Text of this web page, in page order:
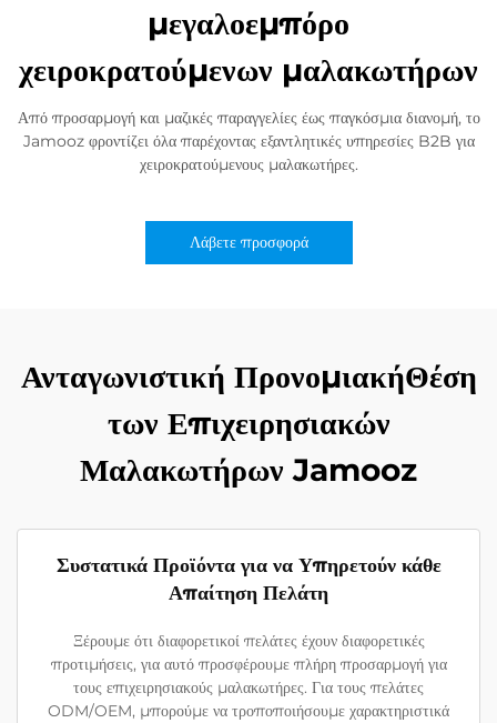
μεγαλοεμπόρο
χειροκρατούμενων μαλακωτήρων
Από προσαρμογή και μαζικές παραγγελίες έως παγκόσμια διανομή, το
Jamooz φροντίζει όλα παρέχοντας εξαντλητικές υπηρεσίες B2B για
χειροκρατούμενους μαλακωτήρες.
Λάβετε προσφορά
Ανταγωνιστική ΠρονομιακήΘέση
των Επιχειρησιακών
Μαλακωτήρων Jamooz
Συστατικά Προϊόντα για να Υπηρετούν κάθε
Απαίτηση Πελάτη
Ξέρουμε ότι διαφορετικοί πελάτες έχουν διαφορετικές
προτιμήσεις, για αυτό προσφέρουμε πλήρη προσαρμογή για
τους επιχειρησιακούς μαλακωτήρες. Για τους πελάτες
ODM/OEM, μπορούμε να τροποποιήσουμε χαρακτηριστικά